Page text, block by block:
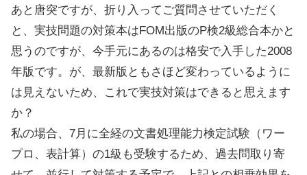
あと唐突ですが、折り入ってご質問させていただく
と、実技問題の対策本はFOM出版のP検2級総合本かと
思うのですが、今手元にあるのは格安で入手した2008
年版です。が、最新版ともさほど変わっているように
は見えないため、これで実技対策はできると思えます
か？
私の場合、7月に全経の文書処理能力検定試験（ワー
プロ、表計算）の1級も受験するため、過去問取り寄